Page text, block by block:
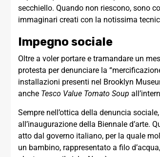
secchiello. Quando non riescono, sono
immaginari creati con la notissima
Impegno sociale
Oltre a voler portare e tramandare un
protesta per denunciare la
installazioni presenti nel Brooklyn
anche Tesco Value Tomato Soup
Sempre nell’ottica della denuncia
all’inaugurazione della Biennale d’arte.
atto dal governo italiano, per la quale
un bambino, rappresentato a filo